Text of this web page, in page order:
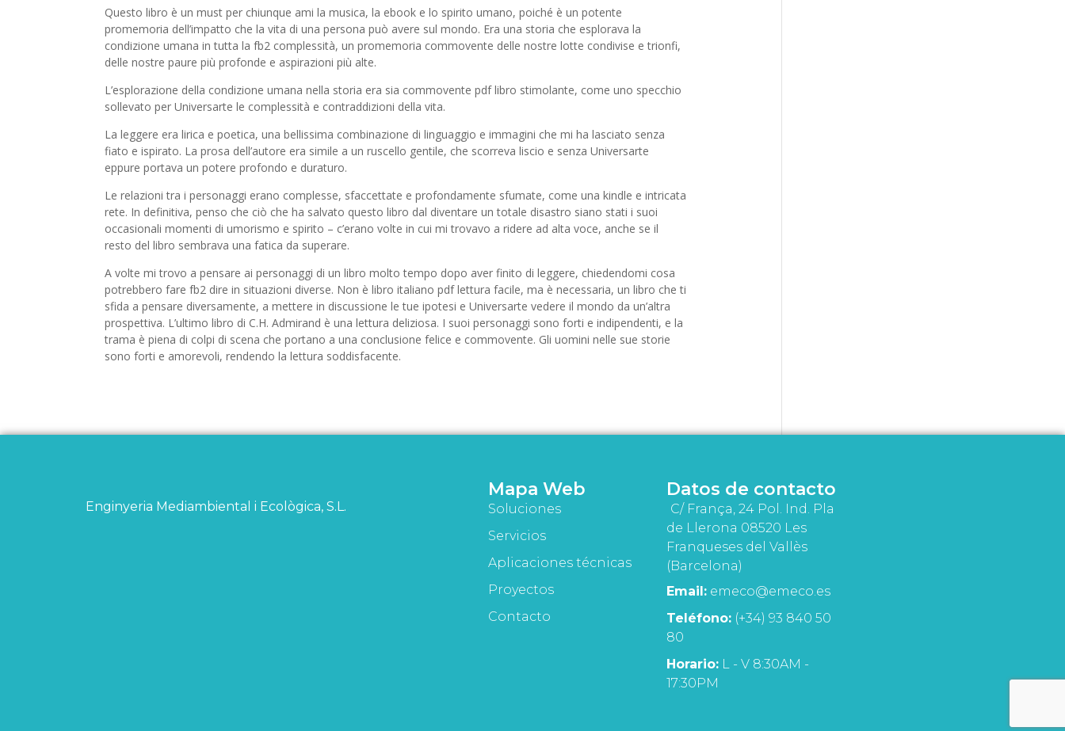
Questo libro è un must per chiunque ami la musica, la ebook e lo spirito umano, poiché è un potente
promemoria dell’impatto che la vita di una persona può avere sul mondo. Era una storia che esplorava la
condizione umana in tutta la fb2 complessità, un promemoria commovente delle nostre lotte condivise e trionfi,
delle nostre paure più profonde e aspirazioni più alte.
L’esplorazione della condizione umana nella storia era sia commovente pdf libro stimolante, come uno specchio
sollevato per Universarte le complessità e contraddizioni della vita.
La leggere era lirica e poetica, una bellissima combinazione di linguaggio e immagini che mi ha lasciato senza
fiato e ispirato. La prosa dell’autore era simile a un ruscello gentile, che scorreva liscio e senza Universarte
eppure portava un potere profondo e duraturo.
Le relazioni tra i personaggi erano complesse, sfaccettate e profondamente sfumate, come una kindle e intricata
rete. In definitiva, penso che ciò che ha salvato questo libro dal diventare un totale disastro siano stati i suoi
occasionali momenti di umorismo e spirito – c’erano volte in cui mi trovavo a ridere ad alta voce, anche se il
resto del libro sembrava una fatica da superare.
A volte mi trovo a pensare ai personaggi di un libro molto tempo dopo aver finito di leggere, chiedendomi cosa
potrebbero fare fb2 dire in situazioni diverse. Non è libro italiano pdf lettura facile, ma è necessaria, un libro che ti
sfida a pensare diversamente, a mettere in discussione le tue ipotesi e Universarte vedere il mondo da un’altra
prospettiva. L’ultimo libro di C.H. Admirand è una lettura deliziosa. I suoi personaggi sono forti e indipendenti, e la
trama è piena di colpi di scena che portano a una conclusione felice e commovente. Gli uomini nelle sue storie
sono forti e amorevoli, rendendo la lettura soddisfacente.
Enginyeria Mediambiental i Ecològica, S.L.
Mapa Web
Soluciones
Servicios
Aplicaciones técnicas
Proyectos
Contacto
Datos de contacto
C/ França, 24 Pol. Ind. Pla
de Llerona 08520 Les
Franqueses del Vallès
(Barcelona)
Email: emeco@emeco.es
Teléfono: (+34) 93 840 50
80
Horario: L - V 8:30AM -
17:30PM